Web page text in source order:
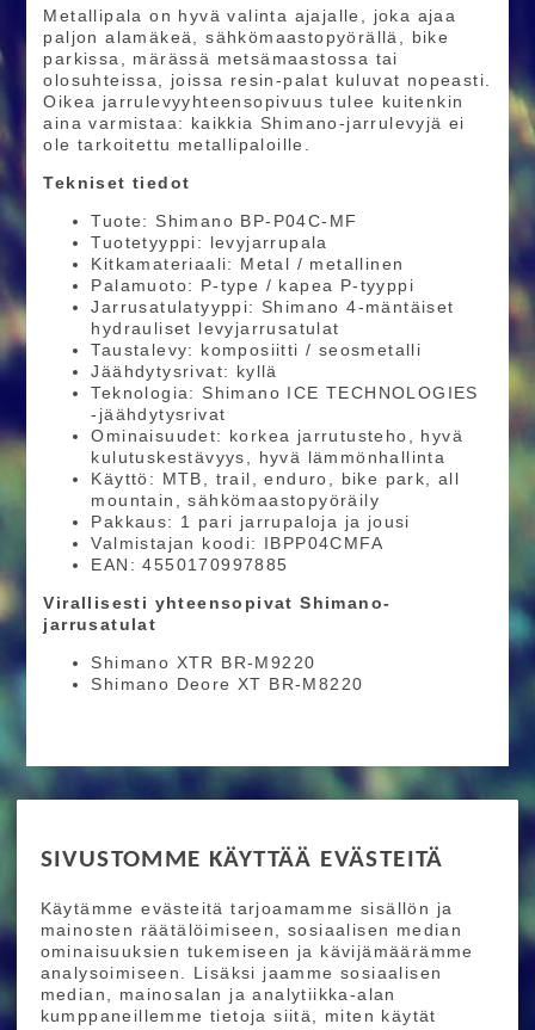
SIVUSTOMME KÄYTTÄÄ EVÄSTEITÄ
Käytämme evästeitä tarjoamamme sisällön ja
mainosten räätälöimiseen, sosiaalisen median
ominaisuuksien tukemiseen ja kävijämäärämme
analysoimiseen. Lisäksi jaamme sosiaalisen
median, mainosalan ja analytiikka-alan
kumppaneillemme tietoja siitä, miten käytät
Metallipala on hyvä valinta ajajalle, joka ajaa
paljon alamäkeä, sähkömaastopyörällä, bike
parkissa, märässä metsämaastossa tai
olosuhteissa, joissa resin-palat kuluvat nopeasti.
Oikea jarrulevyyhteensopivuus tulee kuitenkin
aina varmistaa: kaikkia Shimano-jarrulevyjä ei
ole tarkoitettu metallipaloille.
Tekniset tiedot
Tuote: Shimano BP-P04C-MF
Tuotetyyppi: levyjarrupala
Kitkamateriaali: Metal / metallinen
Palamuoto: P-type / kapea P-tyyppi
Jarrusatulatyyppi: Shimano 4-mäntäiset
hydrauliset levyjarrusatulat
Taustalevy: komposiitti / seosmetalli
Jäähdytysrivat: kyllä
Teknologia: Shimano ICE TECHNOLOGIES
-jäähdytysrivat
Ominaisuudet: korkea jarrutusteho, hyvä
kulutuskestävyys, hyvä lämmönhallinta
Käyttö: MTB, trail, enduro, bike park, all
mountain, sähkömaastopyöräily
Pakkaus: 1 pari jarrupaloja ja jousi
Valmistajan koodi: IBPP04CMFA
EAN: 4550170997885
Virallisesti yhteensopivat Shimano-
jarrusatulat
Shimano XTR BR-M9220
Shimano Deore XT BR-M8220
Ride More – Pyöräkauppa ja pyörähuolto
Helsingissä
TILAA UUTISKIRJEEMME